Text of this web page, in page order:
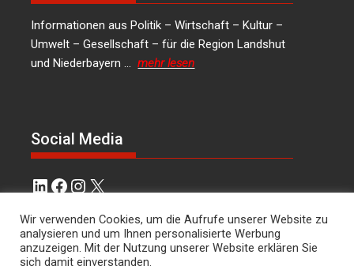
Informationen aus Politik – Wirtschaft – Kultur –
Umwelt – Gesellschaft – für die Region Landshut
und Niederbayern …mehr lesen
Social Media
LinkedIn
Facebook
Instagram
X
Kontakt
Hans Joachim Lodermeier Herausgeber &
Wir verwenden Cookies, um die Aufrufe unserer Website zu
analysieren und um Ihnen personalisierte Werbung
anzuzeigen. Mit der Nutzung unserer Website erklären Sie
sich damit einverstanden.